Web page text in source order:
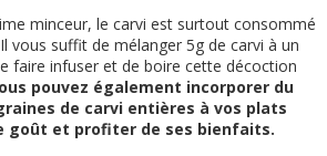
minceur, le carvi est surtout consommé
vous suffit de mélanger 5g de carvi à un
faire infuser et de boire cette décoction
pouvez également incorporer du
de carvi entières à vos plats
goût et profiter de ses bienfaits.